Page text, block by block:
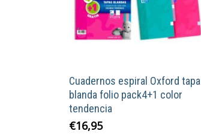
Cuadernos espiral Oxford tapa
blanda folio pack4+1 color
tendencia
€16,95